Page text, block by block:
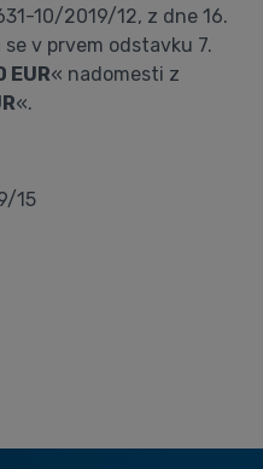
10/2019/12, z dne 16.
v prvem odstavku 7.
EUR« nadomesti z
«.
15